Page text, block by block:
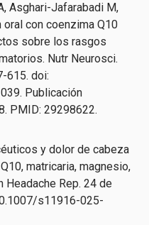
Asghari-Jafarabadi M,
con coenzima Q10
sobre los rasgos
Nutr Neurosci.
615. doi:
Publicación
PMID: 29298622.
y dolor de cabeza
matricaria, magnesio,
Headache Rep. 24 de
s11916-025-